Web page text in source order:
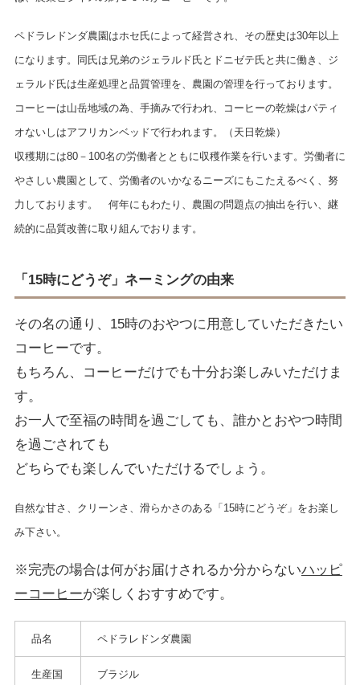
ペドラレドンダ農園はホセ氏によって経営され、その歴史は30年以上
になります。同氏は兄弟のジェラルド氏とドニゼテ氏と共に働き、ジ
ェラルド氏は生産処理と品質管理を、農園の管理を行っております。
コーヒーは山岳地域の為、手摘みで行われ、コーヒーの乾燥はパティ
オないしはアフリカンベッドで行われます。（天日乾燥）
収穫期には80－ 100名の労働者とともに収穫作業を行います。労働者に
やさしい農園として、労働者のいかなるニーズにもこたえるべく、努
力しております。 何年にもわたり、農園の問題点の抽出を行い、継
続的に品質改善に取り組んでおります。
「15時にどうぞ」ネーミングの由来
その名の通り、15時のおやつに用意していただきたい
コーヒーです。
もちろん、コーヒーだけでも十分お楽しみいただけま
す。
お一人で至福の時間を過ごしても、誰かとおやつ時間
を過ごされても
どちらでも楽しんでいただけるでしょう。
自然な甘さ、クリーンさ、滑らかさのある「15時にどうぞ」をお楽し
み下さい。
※完売の場合は何がお届けされるか分からないハッピ
ーコーヒーが楽しくおすすめです。
品名 ペドラレドンダ農園
生産国 ブラジル